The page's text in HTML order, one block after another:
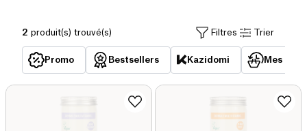
2 produit(s) trouvé(s) Filtres Trier
Promo Bestsellers Kazidomi Mes